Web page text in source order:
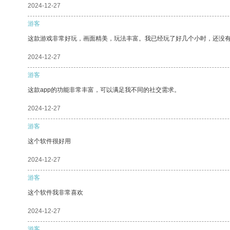
2024-12-27
游客
这款游戏非常好玩，画面精美，玩法丰富。我已经玩了好几个小时，还没
2024-12-27
游客
这款app的功能非常丰富，可以满足我不同的社交需求。
2024-12-27
游客
这个软件很好用
2024-12-27
游客
这个软件我非常喜欢
2024-12-27